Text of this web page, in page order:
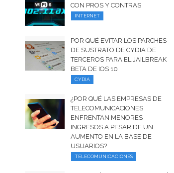
CON PROS Y CONTRAS
INTERNET
POR QUÉ EVITAR LOS PARCHES
DE SUSTRATO DE CYDIA DE
TERCEROS PARA EL JAILBREAK
BETA DE IOS 10
CYDIA
¿POR QUÉ LAS EMPRESAS DE
TELECOMUNICACIONES
ENFRENTAN MENORES
INGRESOS A PESAR DE UN
AUMENTO EN LA BASE DE
USUARIOS?
TELECOMUNICACIONES